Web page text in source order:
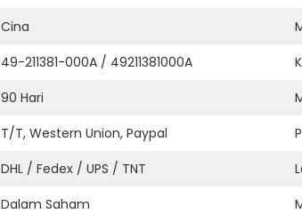
Cina
49-211381-000A / 49211381000A
90 Hari
T/T, Western Union, Paypal
DHL / Fedex / UPS / TNT
Dalam Saham